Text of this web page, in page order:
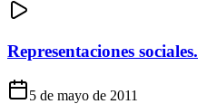
Representaciones sociales.
5 de mayo de 2011